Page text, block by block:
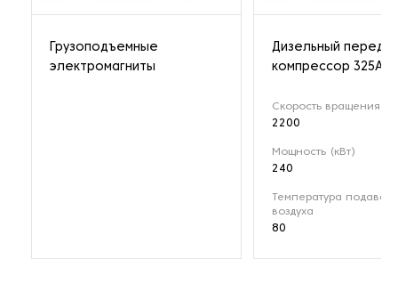
Грузоподъемные
электромагниты
Дизельный
компрессор 325A
Скорость вращения
2200
Мощность (кВт)
240
Температура
воздуха
80